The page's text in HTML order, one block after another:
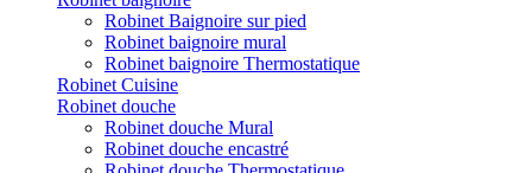
Robinet Baignoire sur pied
Robinet baignoire mural
Robinet baignoire Thermostatique
Robinet Cuisine
Robinet douche
Robinet douche Mural
Robinet douche encastré